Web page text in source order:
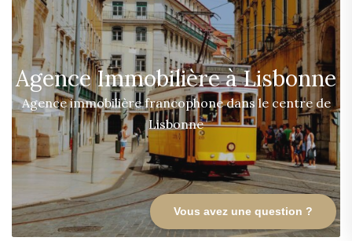
Vous avez une question ?
Agence Immobilière à Lisbonne
Agence immobilière francophone dans le centre de
Lisbonne